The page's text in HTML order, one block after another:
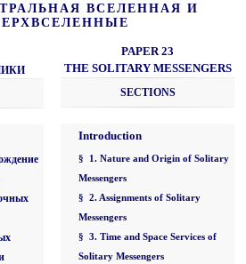
ВСЕЛЕННАЯ И
PAPER 23
THE SOLITARY MESSENGERS
SECTIONS
Introduction
§ 1. Nature and Origin of Solitary
Messengers
§ 2. Assignments of Solitary
Messengers
§ 3. Time and Space Services of
Solitary Messengers